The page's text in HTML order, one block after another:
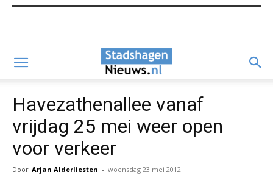
Havezathenallee vanaf
vrijdag 25 mei weer open
voor verkeer
Door Arjan Alderliesten - woensdag 23 mei 2012